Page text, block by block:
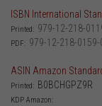
ISBN International
Printed: 979-12-218-
PDF: 979-12-218-0159-
ASIN Amazon
Printed: B0BCHGPZ9R
KDP Amazon: